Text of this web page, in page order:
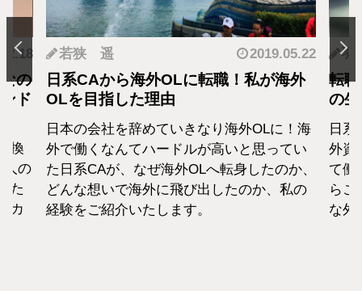
の
ド
換
人の
た
カ
若狭 遥 2019.05.22
日系CAから海外OLに転職！私が海外
OLを目指した理由
日本の会社を辞めていきなり海外OLに！海
外で働くなんてハードルが高いと思ってい
た日系CAが、なぜ海外OLへ転身したのか、
どんな想いで海外に飛び出したのか、私の
経験をご紹介いたします。
羽
転
の
日
外資
て働
らこ
な外